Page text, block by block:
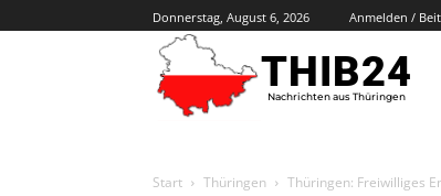
Donnerstag, August 6, 2026 Anmelden /
THIB24
Nachrichten aus Thüringen
Start Thüringen Thüringen: Freiwilliges